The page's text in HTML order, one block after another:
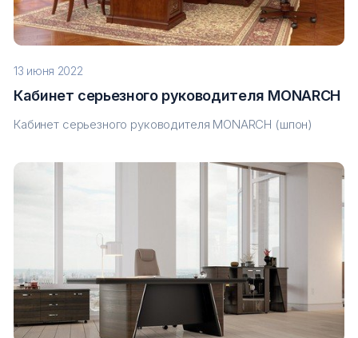
13 июня 2022
Кабинет серьезного руководителя MONARCH
Кабинет серьезного руководителя MONARCH (шпон)